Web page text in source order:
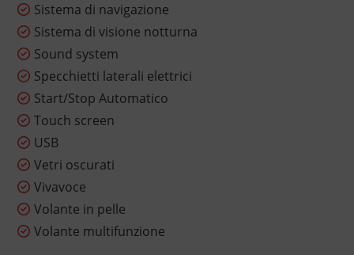
Sistema di navigazione
Sistema di visione notturna
Sound system
Specchietti laterali elettrici
Start/Stop Automatico
Touch screen
USB
Vetri oscurati
Vivavoce
Volante in pelle
Volante multifunzione